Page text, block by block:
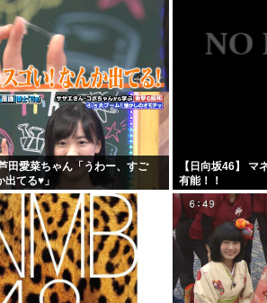
田愛菜ちゃん「うわー、すご
出てる♥」
【日向坂46】 マ
有能！！